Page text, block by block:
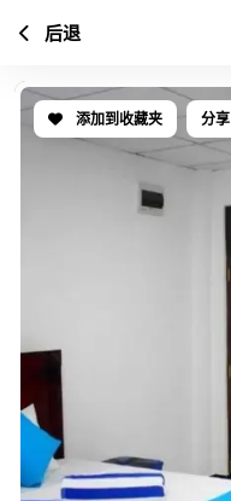
添加到收藏夹 分享
后退